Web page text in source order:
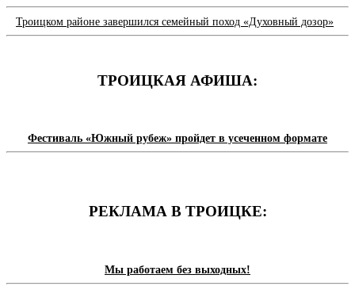
Троицком районе завершился семейный поход «Духовный дозор»
ТРОИЦКАЯ АФИША:
Фестиваль «Южный рубеж» пройдет в усеченном формате
РЕКЛАМА В ТРОИЦКЕ:
Мы работаем без выходных!